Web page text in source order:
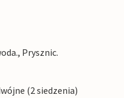
Prysznic.
(2 siedzenia)